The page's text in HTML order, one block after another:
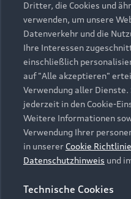
Elektromodelle
Plug-in-Hybride
Gebrauchtwagensuche
Gebrauchtwagen
Finanzierung
Aktionen & Angebote
Geschäftskunden
Saisonale Angebote
Audi Services
Garantie
Audi digital services
myAudi
Support
Kundenservice
Händlersuche
Audi Code
Häufige Fragen (FAQ)
Audi Online Beratung
Über Audi
Unternehmen
Karriere
Investor Relations
Presse & Media Center
Datenschutz
© 2026 AUDI AG. Alle
Datenschutzinformation
Dritter, die Cookies und
verwenden, um unsere
Datenverkehr und die
Ihre Interessen
einschließlich
auf "Alle akzeptieren"
Verwendung aller
jederzeit in den Cookie-
Weitere Informationen
Verwendung Ihrer
in unserer Cookie Richtlinie
Datenschutzhinweis und
Technische Cookies